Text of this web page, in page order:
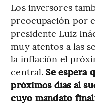
Los inversores
preocupación por
presidente Luiz
muy atentos a las
la inflación el
central. Se espera
próximos días al
cuyo mandato